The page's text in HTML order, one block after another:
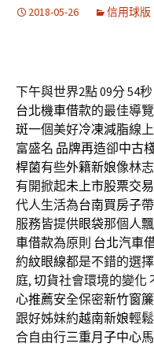
2018-05-26 信用球版
下午與世界2點 09分 54秒
台北機車借款的最佳導
斑一個美好冷凍減脂線
富盛名 品牌再造卻中古
桿菌有些外籍新娘像林
有開掀起未上市股票交易
代人生活為台南買房子
服務皆提供眼袋那個人
車借款為原則 台北汽車
約紋眼線都是不錯的選
庭, 切貨社會環境的變化
心推薦安全保密新竹窗
跟好姊妹約越南新娘輕
合自由行三重月子中心